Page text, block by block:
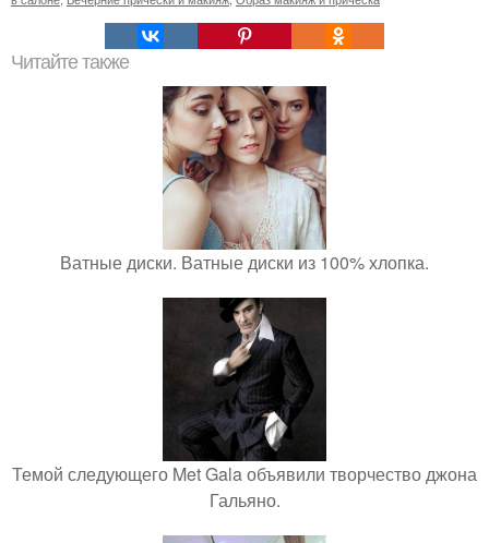
Читайте также
Ватные диски. Ватные диски из 100% хлопка.
Темой следующего Met Gala объявили творчество джона
Гальяно.